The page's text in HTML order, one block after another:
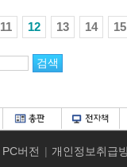
11 12 13 14 15
PC버전 | 개인정보취급